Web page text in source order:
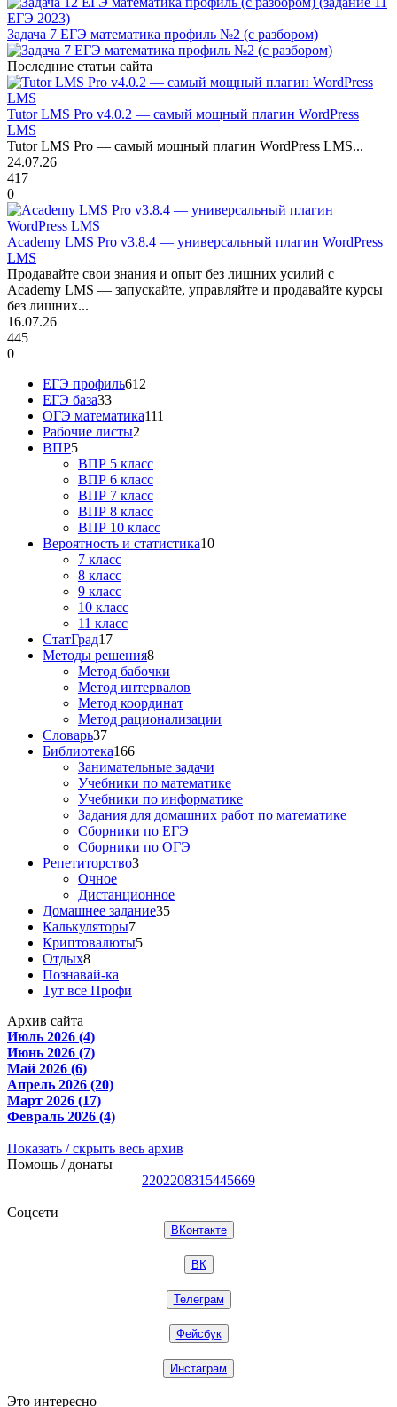
Задача 7 ЕГЭ математика профиль №2 (с разбором)
Последние статьи сайта
Tutor LMS Pro v4.0.2 — самый мощный плагин WordPress
LMS
Tutor LMS Pro — самый мощный плагин WordPress LMS...
24.07.26
417
0
Academy LMS Pro v3.8.4 — универсальный плагин WordPress
LMS
Продавайте свои знания и опыт без лишних усилий с
Academy LMS — запускайте, управляйте и продавайте курсы
без лишних...
16.07.26
445
0
ЕГЭ профиль612
ЕГЭ база33
ОГЭ математика111
Рабочие листы2
ВПР5
ВПР 5 класс
ВПР 6 класс
ВПР 7 класс
ВПР 8 класс
ВПР 10 класс
Вероятность и статистика10
7 класс
8 класс
9 класс
10 класс
11 класс
СтатГрад17
Методы решения8
Метод бабочки
Метод интервалов
Метод координат
Метод рационализации
Словарь37
Библиотека166
Занимательные задачи
Учебники по математике
Учебники по информатике
Задания для домашних работ по математике
Сборники по ЕГЭ
Сборники по ОГЭ
Репетиторство3
Очное
Дистанционное
Домашнее задание35
Калькуляторы7
Криптовалюты5
Отдых8
Познавай-ка
Тут все Профи
Архив сайта
Июль 2026 (4)
Июнь 2026 (7)
Май 2026 (6)
Апрель 2026 (20)
Март 2026 (17)
Февраль 2026 (4)
Показать / скрыть весь архив
Помощь / донаты
2202208315445669
Соцсети
ВКонтакте
ВК
Телеграм
Фейсбук
Инстаграм
Это интересно